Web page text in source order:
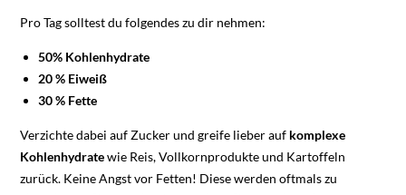
Pro Tag solltest du folgendes zu dir nehmen:
50% Kohlenhydrate
20 % Eiweiß
30 % Fette
Verzichte dabei auf Zucker und greife lieber auf komplexe
Kohlenhydratewie Reis, Vollkornprodukte und Kartoffeln
zurück. Keine Angst vor Fetten! Diese werden oftmals zu